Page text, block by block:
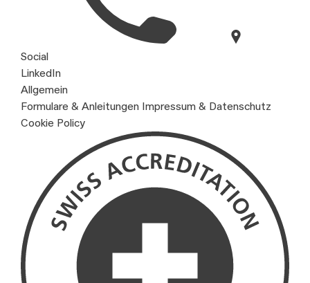
Social
LinkedIn
Allgemein
Formulare & Anleitungen Impressum & Datenschutz
Cookie Policy